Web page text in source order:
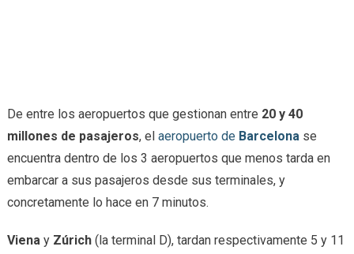
De entre los aeropuertos que gestionan entre 20 y 40
millones de pasajeros, el aeropuerto de Barcelonase
encuentra dentro de los 3 aeropuertos que menos tarda en
embarcar a sus pasajeros desde sus terminales, y
concretamente lo hace en 7 minutos.
Vienay Zúrich(la terminal D), tardan respectivamente 5 y 11